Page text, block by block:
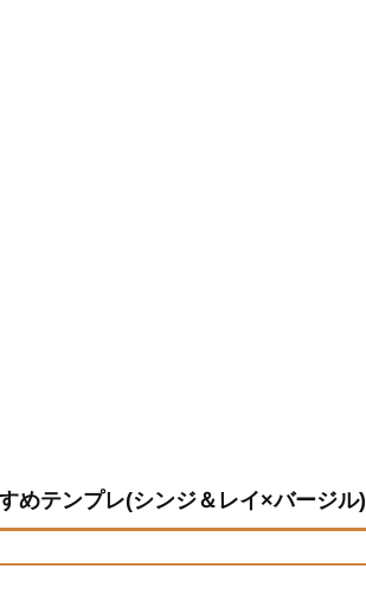
めテンプレ(シンジ＆レイ×バージル)